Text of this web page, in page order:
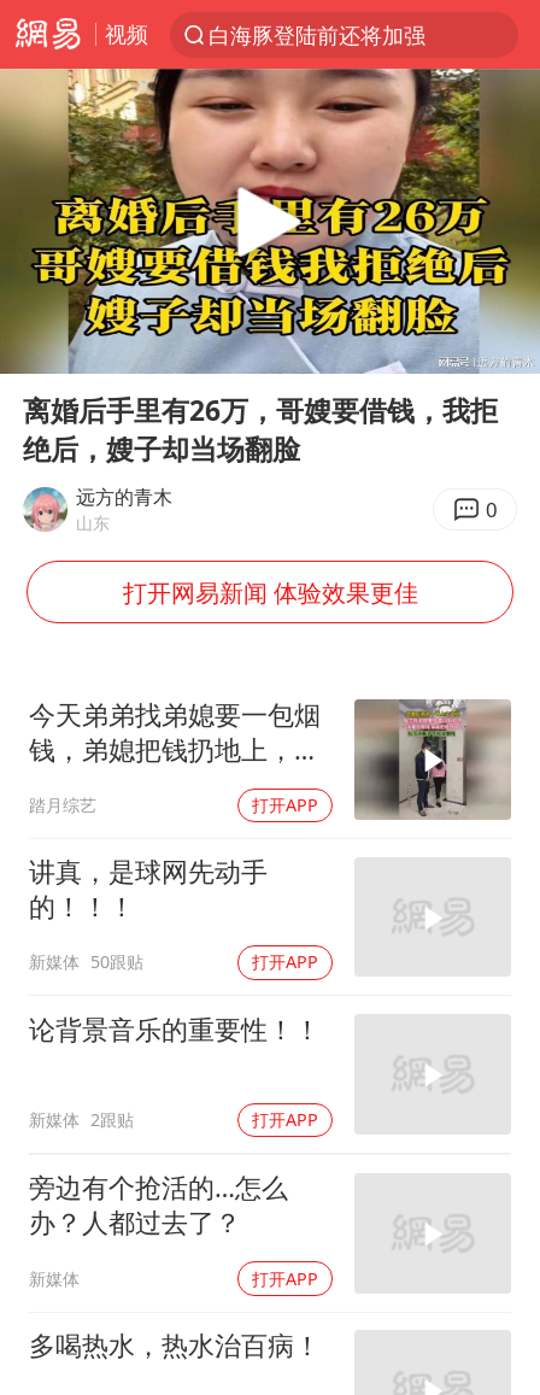
视频
白海豚登陆前还将加强
光影经济撬动暑期消费新蓝海
河南重大刑案嫌犯夏某钢落网
国乒女单三将晋级四强
选专业别因“热门”窄化“热爱”
三警齐发！多地10级以上雷暴大风
情侣平潭拍日出坠崖1死1伤
日本发布排名：“中国第一，美日德韩英法居后”
茅台部分直营店飞天茅台提价
大V：马科斯把路走绝了
白海豚将正面袭击贯穿浙江
几元成本的AI广告导致千万市值蒸发
台当局重金为“台独”织“皇帝新衣”
郑丽文：台湾从来没有“独立”过
商场现钱学森巨幅海报 负责人回应
乐享全民健身 共筑健康中国
Play
00:00
离婚后手里有26万，哥嫂要借钱，我拒
绝后，嫂子却当场翻脸
远方的青木
山东 0
打开网易新闻 体验效果更佳
今天弟弟找弟媳要一包烟
钱，弟媳把钱扔地上，那
踏月综艺 打开APP
讲真，是球网先动手
的！！！
新媒体 50跟贴 打开APP
论背景音乐的重要性！！
新媒体 2跟贴 打开APP
旁边有个抢活的…怎么
办？人都过去了？
新媒体 打开APP
多喝热水，热水治百病！